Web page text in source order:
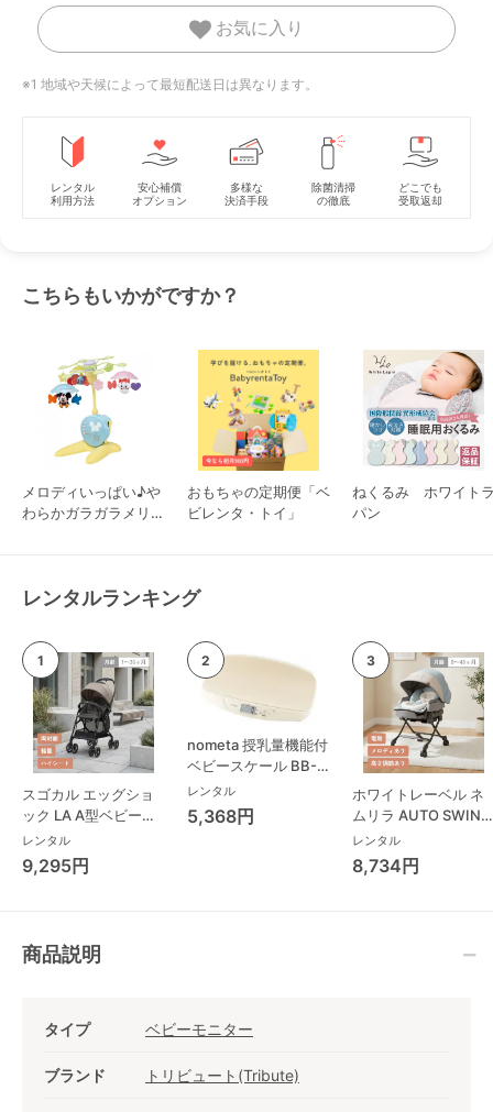
お気に入り
※1 地域や天候によって最短配送日は異なります。
レンタル
利用方法
安心補償
オプション
多様な
決済手段
除菌清掃
の徹底
どこでも
受取返却
こちらもいかがですか？
メロディいっぱい♪や
わらかガラガラメリー
おもちゃの定期便「ベ
ビレンタ・トイ」
ねくるみ ホワイト
パン
レンタルランキング
スゴカル エッグショ
ック LA A型ベビーカ
ー コンビ(Combi)
レンタル
9,295円
nometa 授乳量機能付
ベビースケール BB-
105 タニタ(TANITA)
ベビースケール・体重
計
レンタル
5,368円
ホワイトレーベル ネ
ムリラ AUTO SWING
BEDi Long スリープ
シェル EG コンビ
(Combi) ハイローチ
レンタル
8,734円
商品説明
タイプ ベビーモニター
ブランド トリビュート(Tribute)